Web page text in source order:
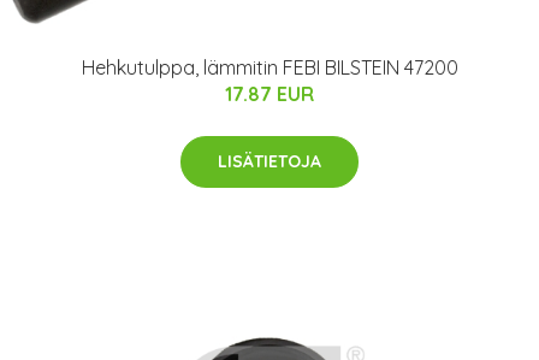
Hehkutulppa, lämmitin FEBI BILSTEIN 47200
17.87 EUR
LISÄTIETOJA